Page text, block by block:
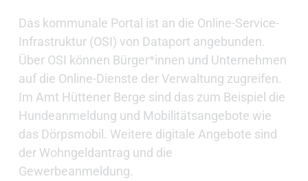
Das kommunale Portal ist an die Online-Service-
Infrastruktur (OSI) von Dataport angebunden.
Über OSI können Bürger*innen und Unternehmen
auf die Online-Dienste der Verwaltung zugreifen.
Im Amt Hüttener Berge sind das zum Beispiel die
Hundeanmeldung und Mobilitätsangebote wie
das Dörpsmobil. Weitere digitale Angebote sind
der Wohngeldantrag und die
Gewerbeanmeldung.